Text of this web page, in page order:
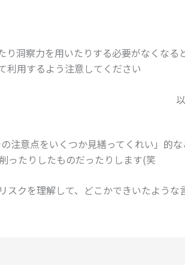
洞察力を用いたりする必要がなくなる
利用するよう注意してください
注意点をいくつか見繕ってくれい」的な
ったりしたものだったりします(笑
スクを理解して、どこかできいたような